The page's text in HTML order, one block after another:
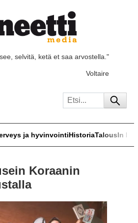
selvitä, ketä et saa arvostella."
Voltaire
ja hyvinvointiHistoriaTalousIn
Koraanin